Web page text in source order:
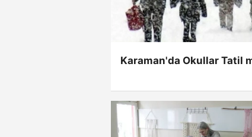
Karaman'da Okullar Tatil